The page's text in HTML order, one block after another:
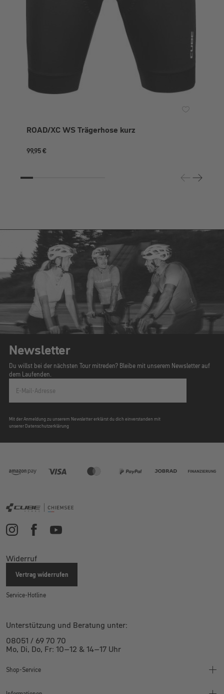
ROAD/XC WS Trägerhose kurz
99,95 €
Newsletter
Du willst bei der nächsten Tour mitreden? Bleibe mit unserem Newsletter auf
dem Laufenden.
E-Mail-Adresse
Mit der Anmeldung zu unserem Newsletter erklärst du dich einverstanden mit
unserer Datenschutzerklärung
Widerruf
Vertrag widerrufen
Service-Hotline
Unterstützung und Beratung unter:
08051 / 69 70 70
Mo, Di, Do, Fr: 10–12 & 14–17 Uhr
Shop-Service